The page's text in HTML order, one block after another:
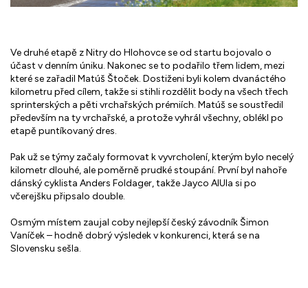
Ve druhé etapě z Nitry do Hlohovce se od startu bojovalo o
účast v denním úniku. Nakonec se to podařilo třem lidem, mezi
které se zařadil Matúš Štoček. Dostiženi byli kolem dvanáctého
kilometru před cílem, takže si stihli rozdělit body na všech třech
sprinterských a pěti vrchařských prémiích. Matúš se soustředil
především na ty vrchařské, a protože vyhrál všechny, oblékl po
etapě puntíkovaný dres.
Pak už se týmy začaly formovat k vyvrcholení, kterým bylo necelý
kilometr dlouhé, ale poměrně prudké stoupání. První byl nahoře
dánský cyklista Anders Foldager, takže Jayco AlUla si po
včerejšku připsalo double.
Osmým místem zaujal coby nejlepší český závodník Šimon
Vaníček – hodně dobrý výsledek v konkurenci, která se na
Slovensku sešla.